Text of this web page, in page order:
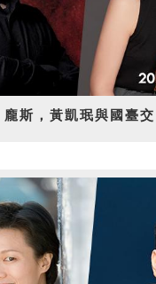
斯，黃凱珉與國臺交